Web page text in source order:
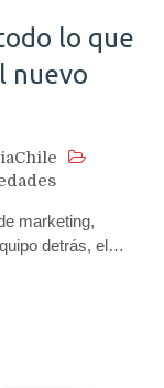
lo que
nuevo
marketing,
detrás, el…